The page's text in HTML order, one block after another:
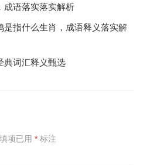
成语落实落实解析
指什么生肖，成语释义落实解
典词汇释义甄选
项已用 *标注